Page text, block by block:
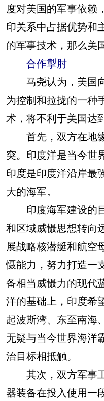
度对美国的军事依赖
印关系中占据优势和
的军事技术，那么美
合作掣肘
马尧认为，美国
为控制和拉拢的一种
术，将不利于美国达
首先，双方在地
突。印度洋是当今世
印度是印度洋沿岸最
大的海军。
印度海军建设的
和区域威慑思想转向
展战略核潜艇和航空
慑能力，努力打造一
备相当威慑力的现代
洋的基础上，印度希
起波斯湾、东至南海
无疑与当今世界海
治目标相抵触。
其次，双方军事
器装备在投入使用一